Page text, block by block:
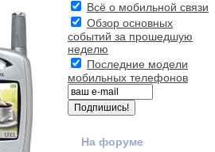
Всё о мобильной связи
Обзор основных
событий за прошедшую
неделю
Последние модели
мобильных телефонов
На форуме